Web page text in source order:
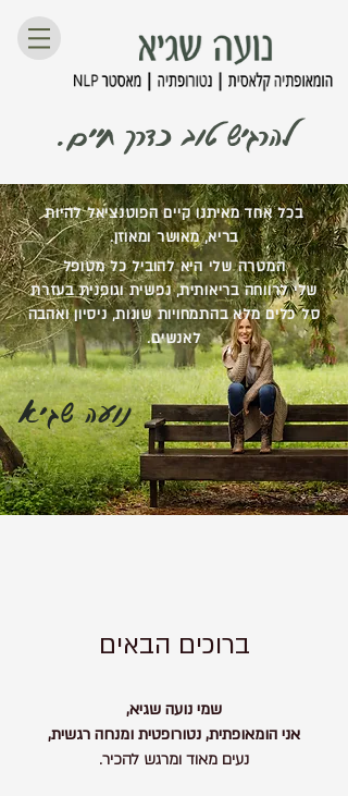
להרגיש טוב כדרך חיים.
בכל אחד מאיתנו קיים הפוטנציאל להיות
בריא,מאושר ומאוזן.
המטרה שלי היא להוביל כל מטופל
שלילרווחהבריאותית, נפשית וגופנית בעזרת
סל כלים מלאבהתמחויות שונות, ניסיון ואהבה
לאנשים.
נועה שגיא
ברוכים הבאים
שמי נועה שגיא,
אני הומאופתית, נטורופטית ומנחה רגשית,
נעים מאוד ומרגש להכיר.